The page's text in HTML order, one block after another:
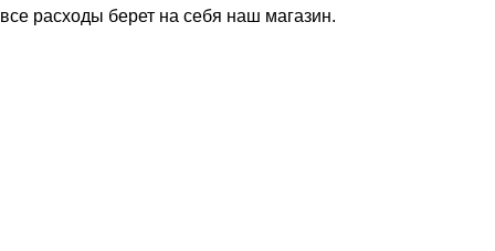
все расходы берет на себя наш магазин.